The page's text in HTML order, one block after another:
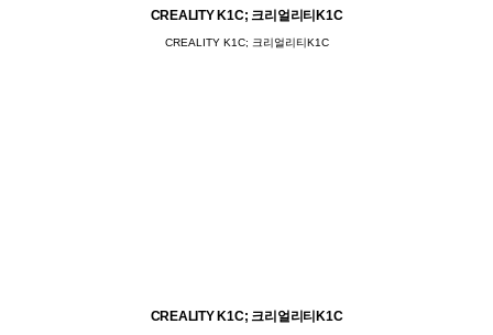
CREALITY K1C; 크리얼리티K1C
CREALITY K1C; 크리얼리티K1C
CREALITY K1C; 크리얼리티K1C